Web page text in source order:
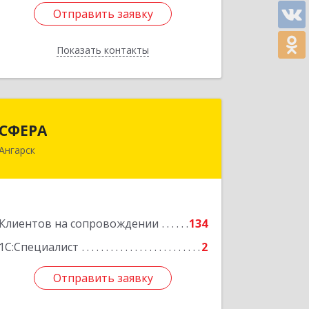
Отправить заявку
Показать контакты
Отправить заявку
Назад
СФЕРА
Клиентов на сопровождении
134
1С:Специалист
2
Отправить заявку
665816, Иркутская обл, Ангарск г, 177-
Отправить заявку